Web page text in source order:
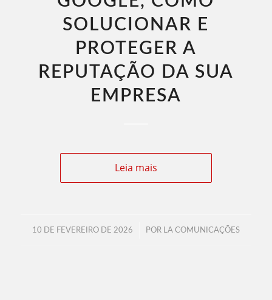
SOLUCIONAR E
PROTEGER A
REPUTAÇÃO DA SUA
EMPRESA
Leia mais
10 DE FEVEREIRO DE 2026
/ POR LA COMUNICAÇÕES